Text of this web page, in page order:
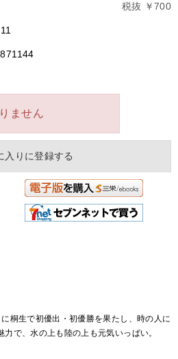
税抜 ￥700
ません
入りに登録する
桐生で初優出・初優勝を果たし、時の人に
で、水の上も陸の上も元気いっぱい。